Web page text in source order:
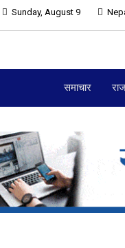
Sunday, August 9
समाचार